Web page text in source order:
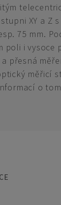
XY a Z
75 mm.
poli i vysoce
přesná
měřicí
o